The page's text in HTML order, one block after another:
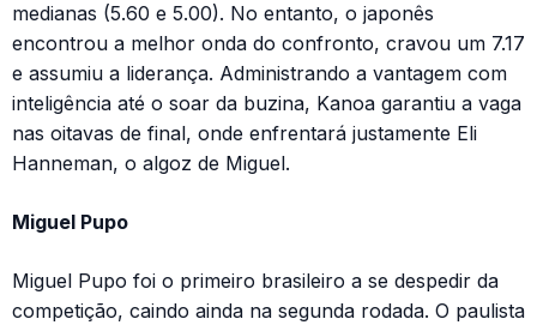
medianas (5.60 e 5.00). No entanto, o japonês
encontrou a melhor onda do confronto, cravou um 7.17
e assumiu a liderança. Administrando a vantagem com
inteligência até o soar da buzina, Kanoa garantiu a vaga
nas oitavas de final, onde enfrentará justamente Eli
Hanneman, o algoz de Miguel.
Miguel Pupo
Miguel Pupo foi o primeiro brasileiro a se despedir da
competição, caindo ainda na segunda rodada. O paulista